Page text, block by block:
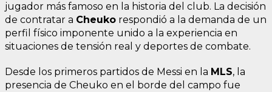
jugador más famoso en la historia del club. La decisión
de contratar a Cheuko respondió a la demanda de un
perfil físico imponente unido a la experiencia en
situaciones de tensión real y deportes de combate.
Desde los primeros partidos de Messi en la MLS, la
presencia de Cheuko en el borde del campo fue